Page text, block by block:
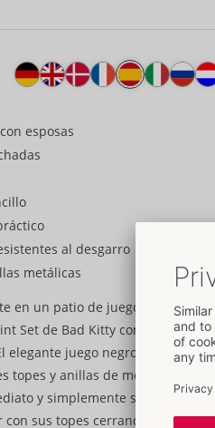
esposas
al desgarro
metálicas
en un patio de juegos bondage
Set de Bad Kitty consta de 2
elegante juego negro está
topes y anillas de metal. Las
y simplemente se cuelgan
sus topes cerrando la puerta.